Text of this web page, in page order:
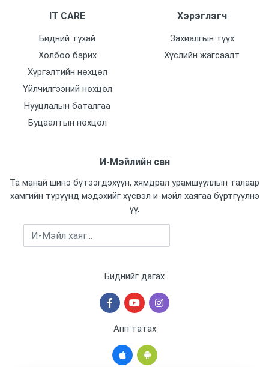
IT CARE
Бидний тухай
Холбоо барих
Хүргэлтийн нөхцөл
Үйлчилгээний нөхцөл
Нууцлалын баталгаа
Буцаалтын нөхцөл
Хэрэглэгч
Захиалгын түүх
Хүслийн жагсаалт
И-Мэйлийн сан
Та манай шинэ бүтээгдэхүүн, хямдрал урамшууллын талаар
хамгийн түрүүнд мэдэхийг хүсвэл и-мэйл хаягаа бүртгүүлнэ
үү.
Биднийг дагах
Апп татах